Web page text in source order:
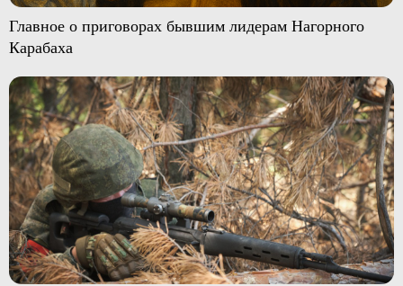
Главное о приговорах бывшим лидерам Нагорного
Карабаха